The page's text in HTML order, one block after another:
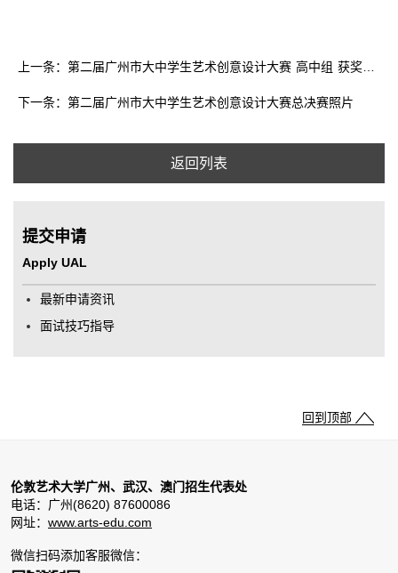
下一条：第二届广州市大中学生艺术创意设计大赛总决赛照片
返回列表
提交申请
Apply UAL
最新申请资讯
面试技巧指导
回到顶部
伦敦艺术大学广州、武汉、澳门招生代表处
电话：广州(8620) 87600086
网址： www.arts-edu.com
微信扫码添加客服微信：